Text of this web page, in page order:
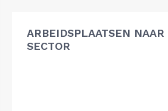
ARBEIDSPLAATSEN NAAR
SECTOR